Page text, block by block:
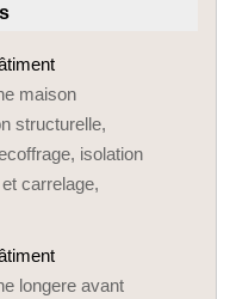
maison
structurelle,
isolation
carrelage,
longere avant